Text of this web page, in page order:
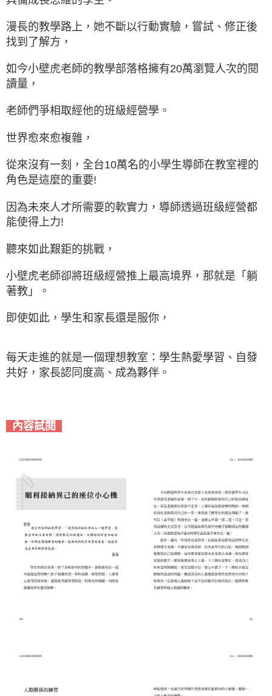
漫長的教學路上，她不斷以行動實驗，嘗試、修正後
找到了解方，
如今小壁虎老師的教學部落格擁有20萬瀏覽人次的閱
讀量，
老師們爭相取經他的班級經營學。
世界愈來愈複雜，
從來沒有一刻，全台10萬名的小學生導師在教室裡的
角色是這麼的重要!
因為未來人才所需要的軟實力，導師透過班級經營都
能使得上力!
聽來如此艱鉅的挑戰，
小壁虎老師卻將班級經營推上最高境界，那就是「躺
著教」。
即使如此，學生和家長還是服你，
每天走進的就是一個理想教室：學生熱愛學習、自發
共好，家長認同度高、成為夥伴。
內容試閱